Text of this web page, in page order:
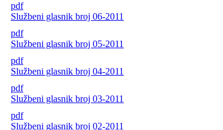
pdf
Službeni glasnik broj 06-2011
pdf
Službeni glasnik broj 05-2011
pdf
Službeni glasnik broj 04-2011
pdf
Službeni glasnik broj 03-2011
pdf
Službeni glasnik broj 02-2011